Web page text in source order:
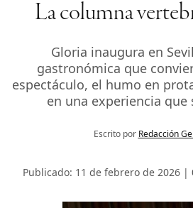
La columna
Gloria inaugura en
gastronómica que
espectáculo, el humo en
en una experiencia que
Escrito por Redacción
Publicado: 11 de febrero de 2026 |